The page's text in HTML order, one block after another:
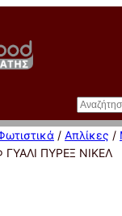
/ Απλίκες /
ΓΥΑΛΙ ΠΥΡΕΞ ΝΙΚΕΛ